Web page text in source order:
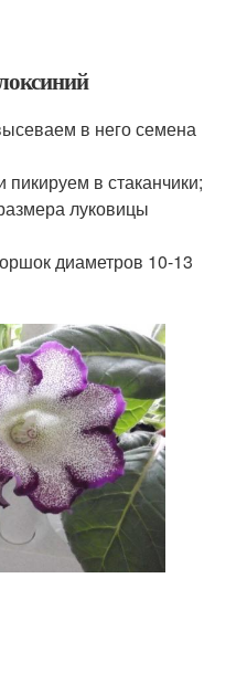
в него семена
в стаканчики;
луковицы
диаметров 10-13